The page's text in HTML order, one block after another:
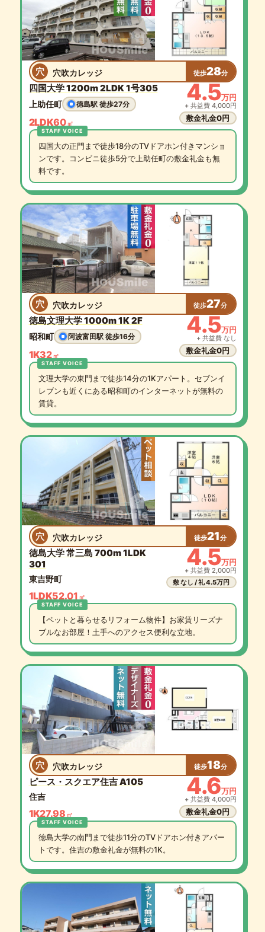
穴 穴吹カレッジ 徒歩28分
四国大学 1200m 2LDK 1号305
上助任町 徳島駅 徒歩27分
2LDK60㎡
4.5万円
+ 共益費 4,000円
敷金礼金0円
四国大の正門まで徒歩18分のTVドアホン付きマンショ
ンです。コンビニ徒歩5分で上助任町の敷金礼金も無
料です。
穴 穴吹カレッジ 徒歩27分
徳島文理大学 1000m 1K 2F
昭和町 阿波富田駅 徒歩16分
1K32㎡
4.5万円
+ 共益費 なし
敷金礼金0円
文理大学の東門まで徒歩14分の1Kアパート。セブンイ
レブンも近くにある昭和町のインターネットが無料の
賃貸。
穴 穴吹カレッジ 徒歩21分
徳島大学 常三島 700m 1LDK
301
東吉野町
1LDK52.01 ㎡
4.5万円
+ 共益費 2,000円
敷 なし / 礼 4.5万円
【ペットと暮らせるリフォーム物件】お家賃リーズナ
ブルなお部屋！土手へのアクセス便利な立地。
穴 穴吹カレッジ 徒歩18分
ピース・スクエア住吉 A105
住吉
1K27.98 ㎡
4.6万円
+ 共益費 4,000円
敷金礼金0円
徳島大学の南門まで徒歩11分のTVドアホン付きアパー
トです。住吉の敷金礼金が無料の1K。